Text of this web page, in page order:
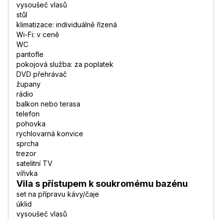
vysoušeč vlasů
stůl
klimatizace: individuálně řízená
Wi-Fi: v ceně
WC
pantofle
pokojová služba: za poplatek
DVD přehrávač
župany
rádio
balkon nebo terasa
telefon
pohovka
rychlovarná konvice
sprcha
trezor
satelitní TV
vířivka
Vila s přístupem k soukromému bazénu
set na přípravu kávy/čaje
úklid
vysoušeč vlasů